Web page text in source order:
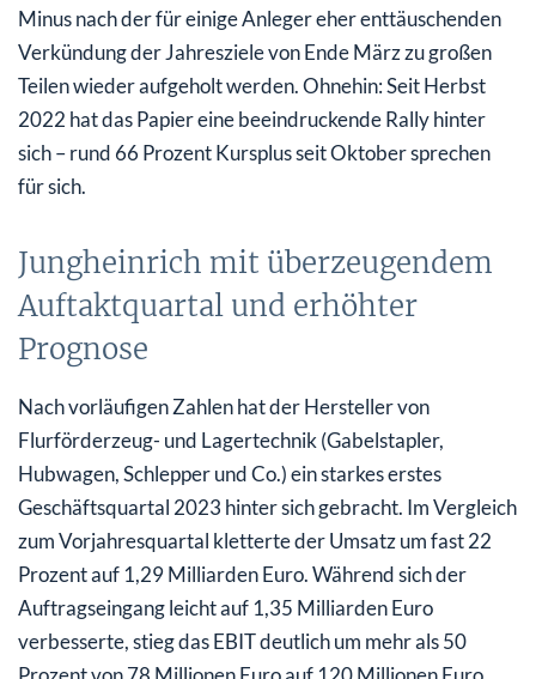
Minus nach der für einige Anleger eher enttäuschenden
Verkündung der Jahresziele von Ende März zu großen
Teilen wieder aufgeholt werden. Ohnehin: Seit Herbst
2022 hat das Papier eine beeindruckende Rally hinter
sich – rund 66 Prozent Kursplus seit Oktober sprechen
für sich.
Jungheinrich mit überzeugendem
Auftaktquartal und erhöhter
Prognose
Nach vorläufigen Zahlen hat der Hersteller von
Flurförderzeug- und Lagertechnik (Gabelstapler,
Hubwagen, Schlepper und Co.) ein starkes erstes
Geschäftsquartal 2023 hinter sich gebracht. Im Vergleich
zum Vorjahresquartal kletterte der Umsatz um fast 22
Prozent auf 1,29 Milliarden Euro. Während sich der
Auftragseingang leicht auf 1,35 Milliarden Euro
verbesserte, stieg das EBIT deutlich um mehr als 50